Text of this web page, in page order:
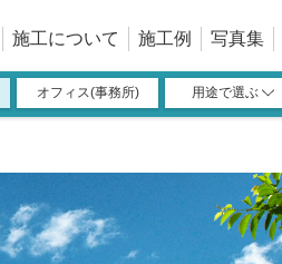
施工について 施工例 写真集
オフィス(事務所)
用途で選ぶ
店舗
宿泊施設
学習塾
福利厚生施設
教会
介護